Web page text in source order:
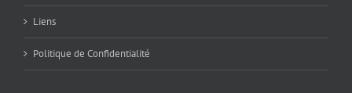
Liens
Politique de Confidentialité